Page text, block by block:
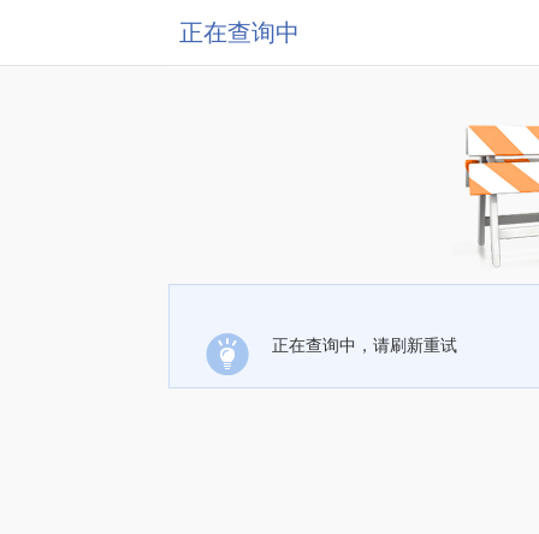
正在查询中
正在查询中，请刷新重试